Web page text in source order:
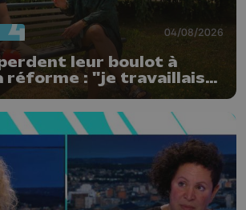
04/08/2026
leur boulot à
réforme : "je travaillais
prof que comme